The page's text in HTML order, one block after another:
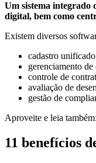
Um sistema integrado
digital, bem como
Existem diversos
cadastro
gerenciamento
controle de
avaliação de
gestão de
Aproveite e leia
11 benefícios